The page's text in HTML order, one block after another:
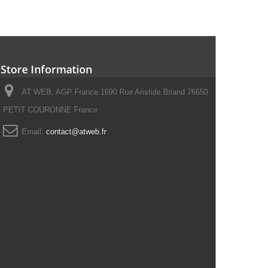
Store Information
AT WEB, AGP France 1690 Rue Aristide Briand 76650
PETIT COURONNE France
Email: contact@atweb.fr